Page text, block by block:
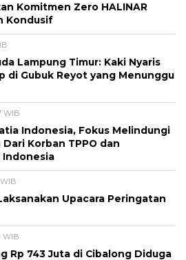
Komitmen Zero HALINAR
Kondusif
Lampung Timur: Kaki Nyaris
di Gubuk Reyot yang Menunggu
WIB
Indonesia, Fokus Melindungi
Korban TPPO dan
Indonesia
Upacara Peringatan
WIB
Rp 743 Juta di Cibalong Diduga